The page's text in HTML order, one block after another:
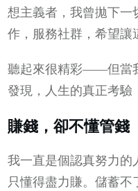
想主義者，我曾拋下一
作，服務社群，希望讓
聽起來很精彩——但當
發現，人生的真正考驗
賺錢，卻不懂管錢
我一直是個認真努力
只懂得盡力賺。儲蓄